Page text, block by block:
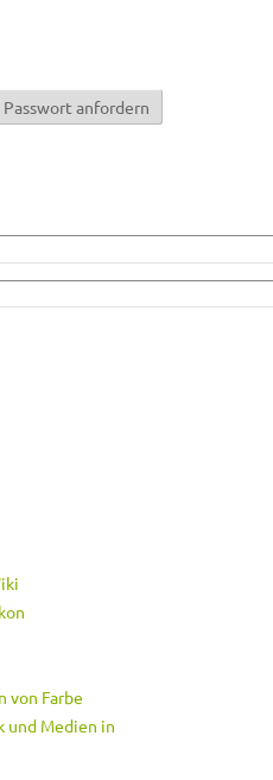
Passwort anfordern
von Farbe
und Medien in